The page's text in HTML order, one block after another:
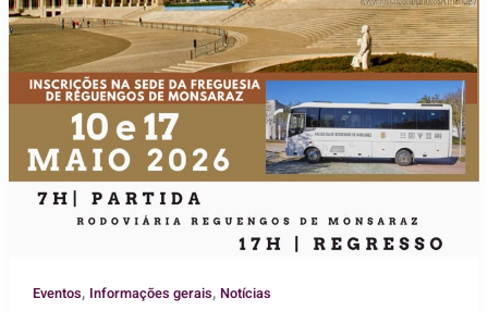
Eventos, Informações gerais, Notícias